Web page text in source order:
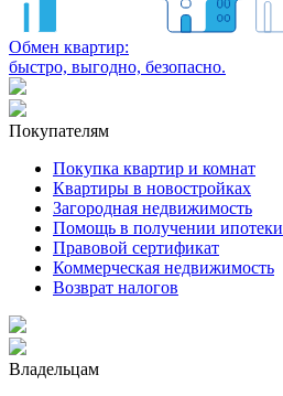
Обмен квартир:
быстро, выгодно, безопасно.
Покупателям
Покупка квартир и комнат
Квартиры в новостройках
Загородная недвижимость
Помощь в получении ипотеки
Правовой сертификат
Коммерческая недвижимость
Возврат налогов
Владельцам